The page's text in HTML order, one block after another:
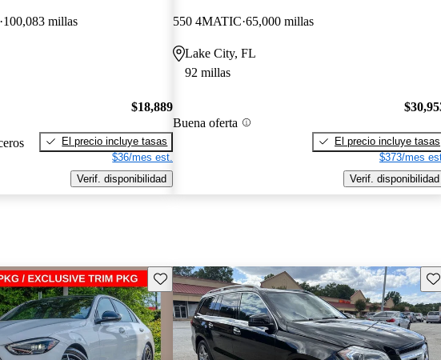
100,083 millas
$18,889
El precio incluye tasas
$36/mes est.
Verif. disponibilidad
550 4MATIC 65,000 millas
Lake City, FL
92 millas
Buena oferta
El precio incluye tasas
$373/mes
Verif. disponibilidad
Guarda este Aviso